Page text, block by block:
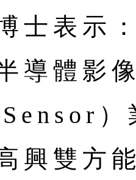
士表示
導體影
）
興雙方